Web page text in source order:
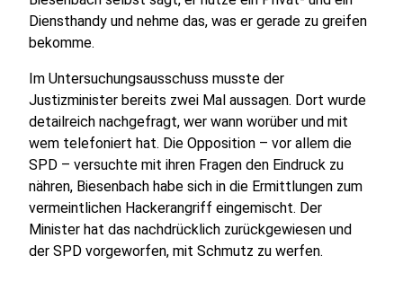
Diensthandy und nehme das, was er gerade zu greifen
bekomme.
Im Untersuchungsausschuss musste der
Justizminister bereits zwei Mal aussagen. Dort wurde
detailreich nachgefragt, wer wann worüber und mit
wem telefoniert hat. Die Opposition – vor allem die
SPD – versuchte mit ihren Fragen den Eindruck zu
nähren, Biesenbach habe sich in die Ermittlungen zum
vermeintlichen Hackerangriff eingemischt. Der
Minister hat das nachdrücklich zurückgewiesen und
der SPD vorgeworfen, mit Schmutz zu werfen.